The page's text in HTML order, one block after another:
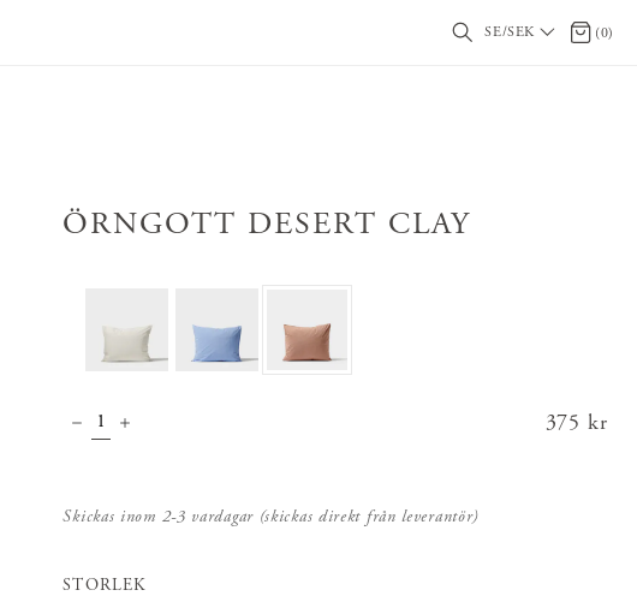
SE/SEK 0 (0)
ÖRNGOTT DESERT CLAY
Pris :
375 kr
Skickas inom 2-3 vardagar (skickas direkt från leverantör)
STORLEK